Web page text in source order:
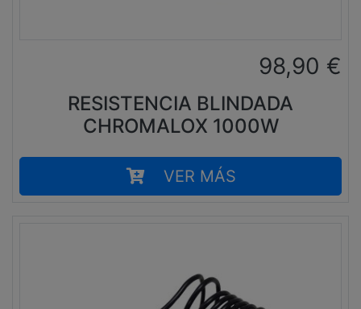
98,90 €
RESISTENCIA BLINDADA
CHROMALOX 1000W
VER MÁS